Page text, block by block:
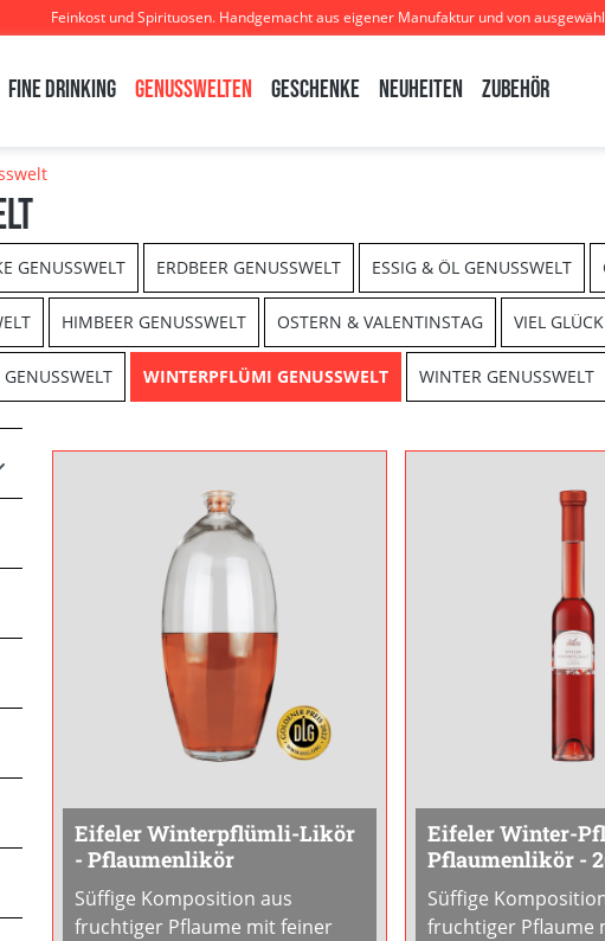
Feinkost und Spirituosen. Handgemacht aus eigener Manufaktur und von
Fine Drinking Genusswelten Geschenke Neuheiten Zubehör
GENUSSWELT ERDBEER GENUSSWELT ESSIG & ÖL GENUSSWELT
HIMBEER GENUSSWELT OSTERN & VALENTINSTAG VIEL
WINTERPFLÜMI GENUSSWELT WINTER GENUSSWELT
Eifeler Winterpflümli-Likör
- Pflaumenlikör
Süffige Komposition aus
fruchtiger Pflaume mit feiner
Eifeler Winter-
Pflaumenlikör -
Flasche
Süffige
fruchtiger Pflaume